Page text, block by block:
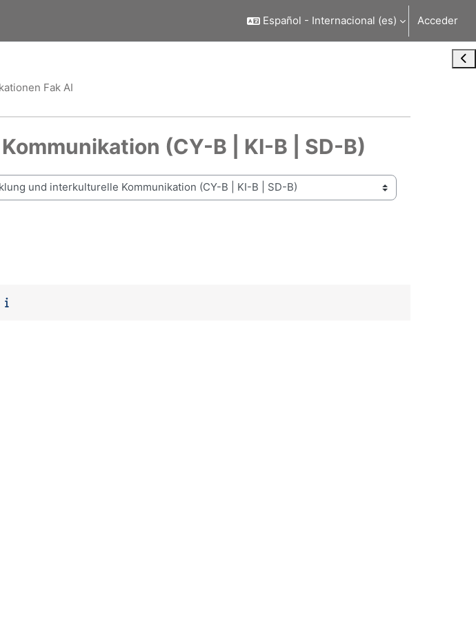
Español - Internacional ‎(es)‎ Acceder
Fak AI
(CY-B | KI-B | SD-B)